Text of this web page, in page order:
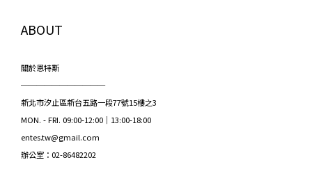
ABOUT
關於恩特斯
───────────
新北市汐止區新台五路一段77號15樓之3
MON. - FRI. 09:00-12:00｜13:00-18:00
entes.tw@gmail.com
辦公室：02-86482202